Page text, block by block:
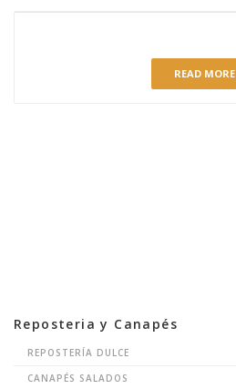
READ MORE
Reposteria y Canapés
REPOSTERÍA DULCE
CANAPÉS SALADOS